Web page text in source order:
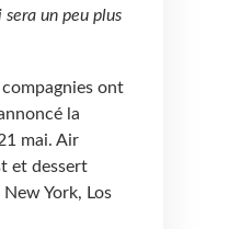
un peu plus
ont
la
mai. Air
et dessert
York, Los